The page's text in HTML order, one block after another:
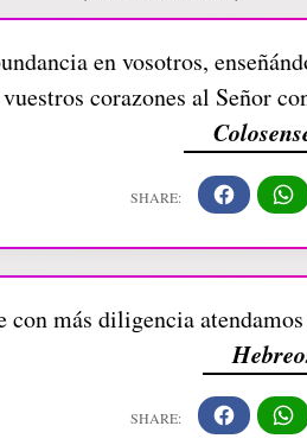
en vosotros,
corazones al Señor
con más diligencia